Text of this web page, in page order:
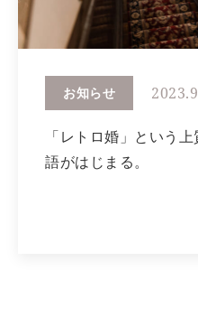
お知らせ
「レトロ婚」という
語がはじまる。